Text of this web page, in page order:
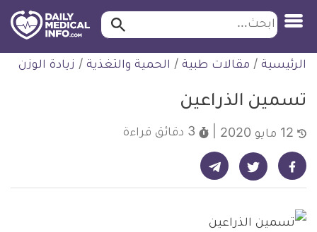
التخطي
للمحتوى
طبية
ابحث ابحث…
الرئيسية / مقالات طبية / الحمية والتغذية / زيادة الوزن
تسمين الذراعين
3 دقائق قراءة
شارك على فيسبوك - ديلي ميديكال انفو شارك على تويتر - ديلي ميديكال انفو شارك على تيليجرام - ديلي ميديكال انفو